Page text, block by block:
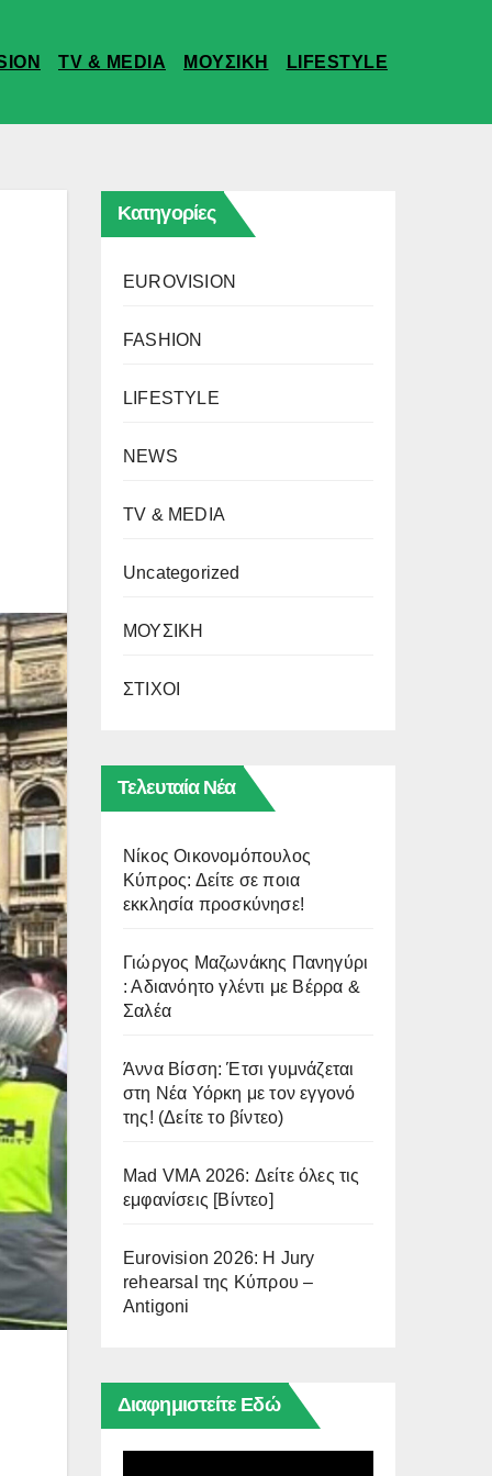
TV & MEDIA ΜΟΥΣΙΚΗ LIFESTYLE
Κατηγορίες
EUROVISION
FASHION
LIFESTYLE
NEWS
TV & MEDIA
Uncategorized
ΜΟΥΣΙΚΗ
ΣΤΙΧΟΙ
Τελευταία Νέα
Νίκος Οικονομόπουλος
Κύπρος: Δείτε σε ποια
εκκλησία προσκύνησε!
Γιώργος Μαζωνάκης Πανηγύρι
: Αδιανόητο γλέντι με Βέρρα &
Σαλέα
Άννα Βίσση: Έτσι γυμνάζεται
στη Νέα Υόρκη με τον εγγονό
της! (Δείτε το βίντεο)
Mad VMA 2026: Δείτε όλες τις
εμφανίσεις [Βίντεο]
Eurovision 2026: Η Jury
rehearsal της Κύπρου –
Antigoni
Διαφημιστείτε Εδώ